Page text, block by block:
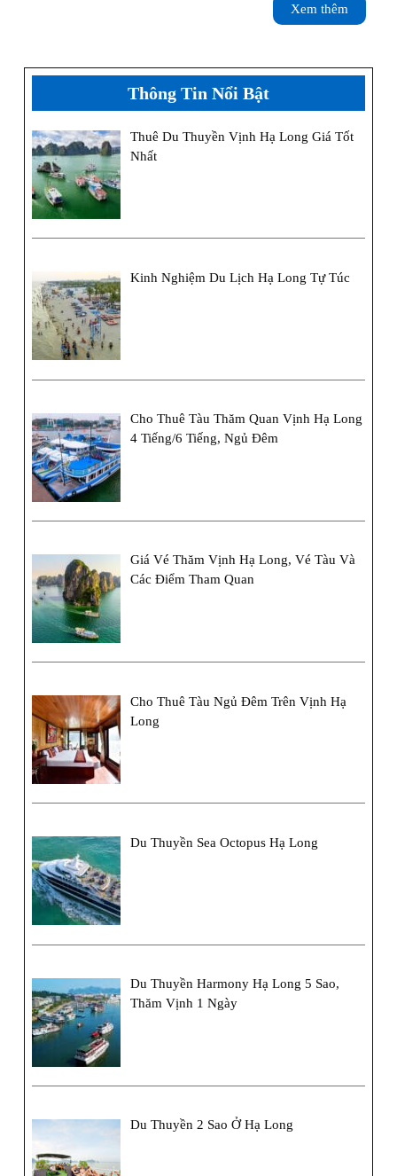
Đảo
Khỉ
Xem thêm
thêm
Thông Tin Nổi Bật
Thuê Du Thuyền Vịnh Hạ Long Giá Tốt
Nhất
Kinh Nghiệm Du Lịch Hạ Long Tự Túc
Cho Thuê Tàu Thăm Quan Vịnh Hạ Long
4 Tiếng/6 Tiếng, Ngủ Đêm
Giá Vé Thăm Vịnh Hạ Long, Vé Tàu Và
Các Điểm Tham Quan
Cho Thuê Tàu Ngủ Đêm Trên Vịnh Hạ
Long
Du Thuyền Sea Octopus Hạ Long
Du Thuyền Harmony Hạ Long 5 Sao,
Thăm Vịnh 1 Ngày
Du Thuyền 2 Sao Ở Hạ Long